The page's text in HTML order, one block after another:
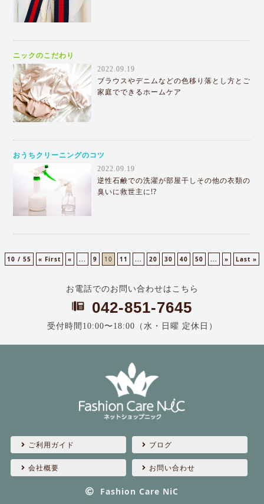
ニックのこだわり
2022.09.19
ブラウスやデニムなどの色移り落とし方とご
家庭でできるホームケア
おうちクリーニングのコツ
2022.09.19
逆性石鹸での洗濯が部屋干しその他の衣類の
臭いに救世主に!?
10 / 55 « First « ... 9 10 11 ... 20 30 40 50 ... » Last »
お電話でのお問い合わせはこちら
042-851-7645
受付時間10:00〜18:00（水・日曜 定休日）
ご利用ガイド ブログ
会社概要 お問い合わせ
Fashion Care NiC